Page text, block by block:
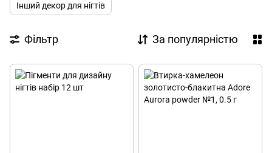
Інший декор для нігтів
Фільтр За популярністю